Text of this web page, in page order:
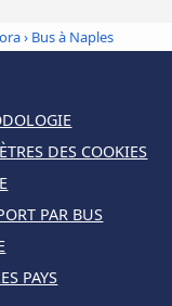
› Bus à Naples
DES COOKIES
PAR BUS
PAYS